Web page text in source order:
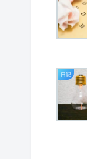
日記